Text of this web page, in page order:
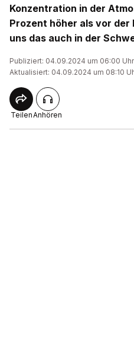
Konzentration in der
Prozent höher als vor
uns das auch in der
Publiziert: 04.09.2024 um 06:00 Uhr
Aktualisiert: 04.09.2024 um 08:10
TeilenAnhören